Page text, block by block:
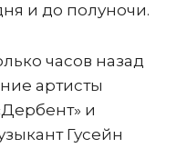
и до полуночи.
часов назад
артисты
и
Гусейн